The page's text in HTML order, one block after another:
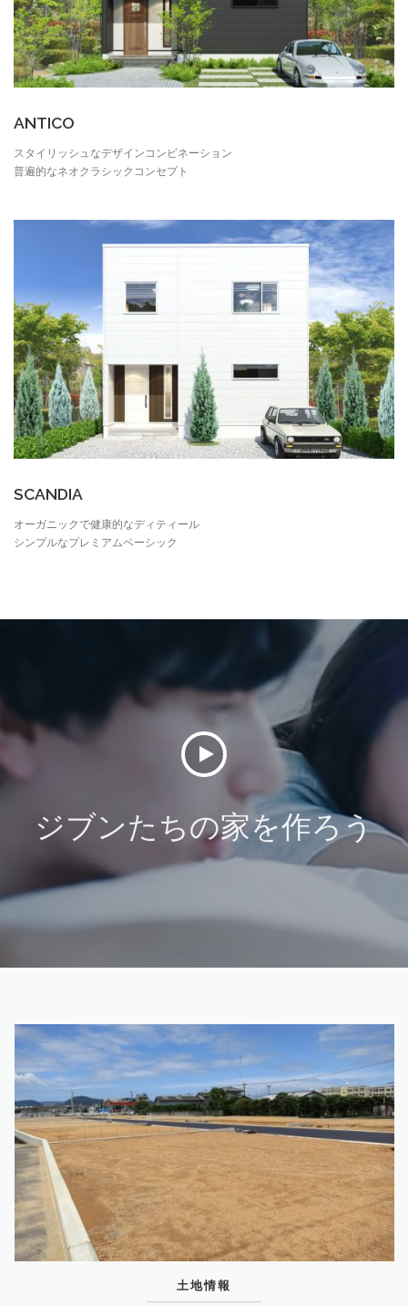
ANTICO
スタイリッシュなデザインコンビネーション
普遍的なネオクラシックコンセプト
SCANDIA
オーガニックで健康的なディティール
シンプルなプレミアムベーシック
ジブンたちの家を作ろう
土地情報